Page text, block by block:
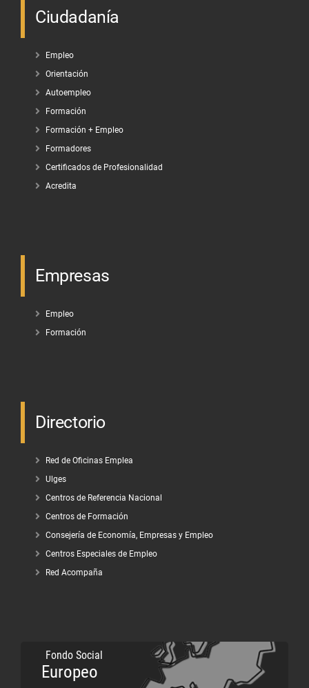
Ciudadanía
Empleo
Orientación
Autoempleo
Formación
Formación + Empleo
Formadores
Certificados de Profesionalidad
Acredita
Empresas
Empleo
Formación
Directorio
Red de Oficinas Emplea
Ulges
Centros de Referencia Nacional
Centros de Formación
Consejería de Economía, Empresas y Empleo
Centros Especiales de Empleo
Red Acompaña
Fondo Social
Europeo